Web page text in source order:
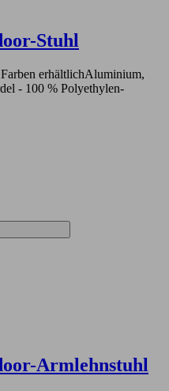
Stuhl
erhältlichAluminium,
- 100 % Polyethylen-
Armlehnstuhl